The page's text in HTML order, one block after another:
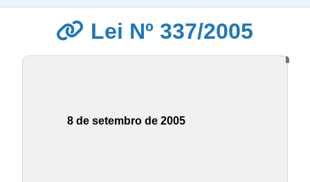
Lei Nº 337/2005
8 de setembro de 2005